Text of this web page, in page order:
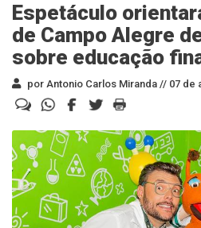
Espetáculo
de Campo Alegre
sobre educação
por Antonio Carlos Miranda // 07 de